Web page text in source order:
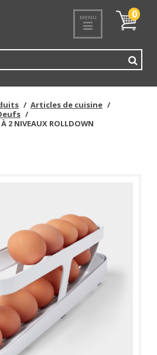
MENU
Mon
panier
0
Articles de cuisine
2 NIVEAUX ROLLDOWN